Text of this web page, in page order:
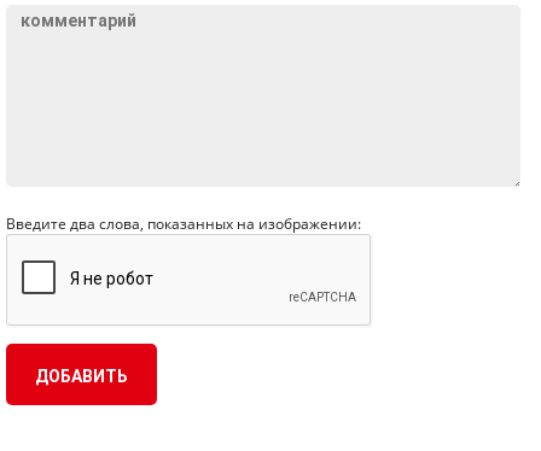
Введите два слова, показанных на изображении: